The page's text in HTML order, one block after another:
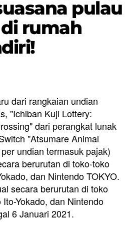
pulau
rumah
dari rangkaian undian
"Ichiban Kuji Lottery:
dari perangkat lunak
"Atsumare Animal
undian termasuk pajak)
berurutan di toko-toko
dan Nintendo TOKYO.
secara berurutan di toko
Yokado, dan Nintendo
6 Januari 2021.